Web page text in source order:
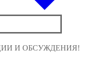
И ОБСУЖДЕНИЯ!